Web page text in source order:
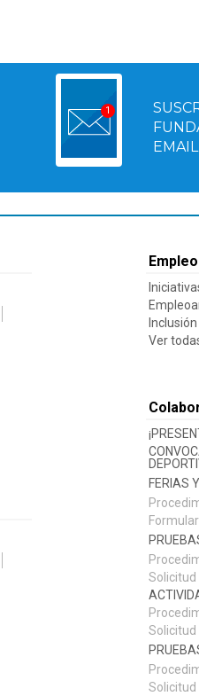
Empleo
Ver
FERIAS
Solicitud
Solicitud
Solicitud